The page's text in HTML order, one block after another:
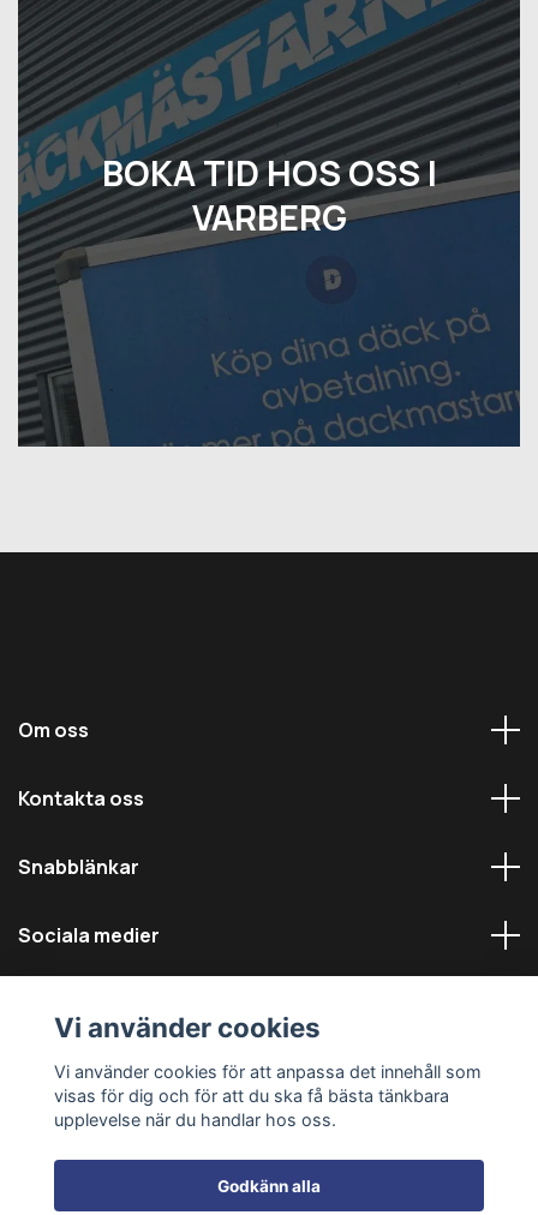
BOKA TID HOS OSS I
VARBERG
Om oss
Kontakta oss
Snabblänkar
Sociala medier
© 2026 Däckmästarna - Alla rättigheter reserverade
Vi använder cookies
Vi använder cookies för att anpassa det innehåll som
visas för dig och för att du ska få bästa tänkbara
upplevelse när du handlar hos oss.
Godkänn alla